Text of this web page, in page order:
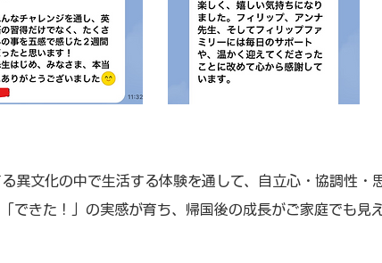
異文化の中で生活する体験を通して、自立心・協調性・
できた！」の実感が育ち、帰国後の成長がご家庭でも見え